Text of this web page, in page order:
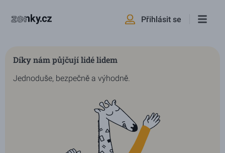
Přihlásit se
Díky nám půjčují lidé lidem
Jednoduše, bezpečně a výhodně.